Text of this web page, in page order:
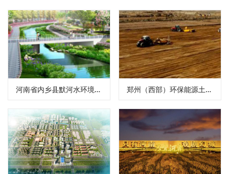
河南省内乡县默河水环境综合治理施工招标代理 郑州（西部）环保能源土地平整项目（北区）招标代理